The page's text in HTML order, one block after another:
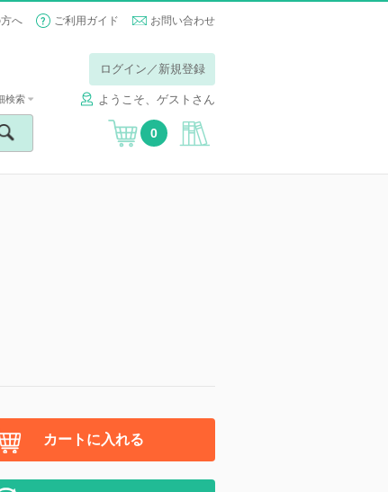
へ ご利用ガイド お問い合わせ
ログイン／新規登録
ようこそ、ゲストさん
検索
0
カートに入れる